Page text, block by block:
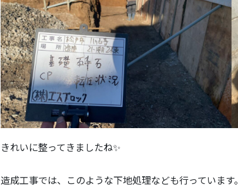
きれいに整ってきましたね✨
造成工事では、このような下地処理なども行っています。